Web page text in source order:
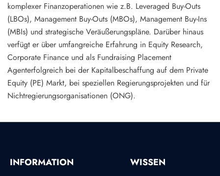
komplexer Finanzoperationen wie z.B. Leveraged Buy-Outs
(LBOs), Management Buy-Outs (MBOs), Management Buy-Ins
(MBIs) und strategische Veräußerungspläne. Darüber hinaus
verfügt er über umfangreiche Erfahrung in Equity Research,
Corporate Finance und als Fundraising Placement
Agenterfolgreich bei der Kapitalbeschaffung auf dem Private
Equity (PE) Markt, bei speziellen Regierungsprojekten und für
Nichtregierungsorganisationen (ONG).
INFORMATION WISSEN